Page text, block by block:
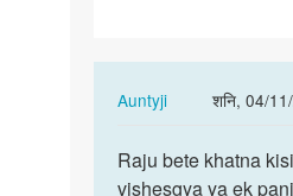
Auntyji
शनि, 04/
In
to
Mai
Raju
bete
Raju bete khatna
vishesgya ya ek